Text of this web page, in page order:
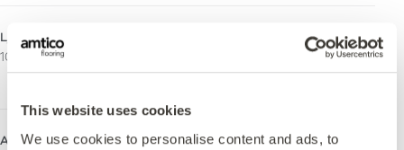
This website uses cookies
We use cookies to personalise content and ads, to
Ljusreflektionsvärde (Y)
10
Indoor Air Comfort Gold
Användningsområde